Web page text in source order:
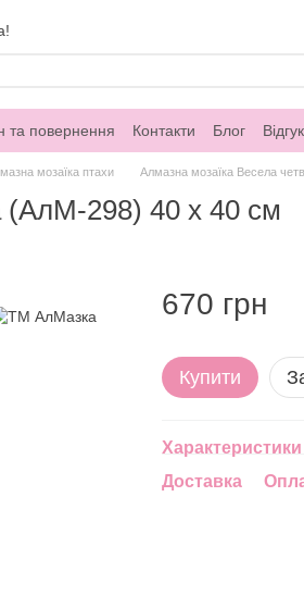
та повернення Контакти Блог
мозаїка птахи Алмазна мозаїка Весела
(АлМ-298) 40 х 40 см
670 грн
Купити
Характеристики
Доставка